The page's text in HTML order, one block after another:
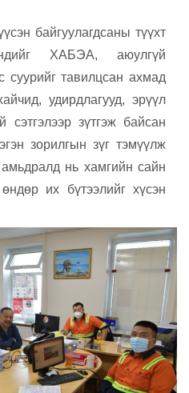
байгуулагдсаны түүхт
ХАБЭА, аюулгүй
тавилцсан ахмад
удирдлагууд, эрүүл
зүтгэж байсан
зорилгын зүг тэмүүлж
нь хамгийн сайн
их бүтээлийг хүсэн